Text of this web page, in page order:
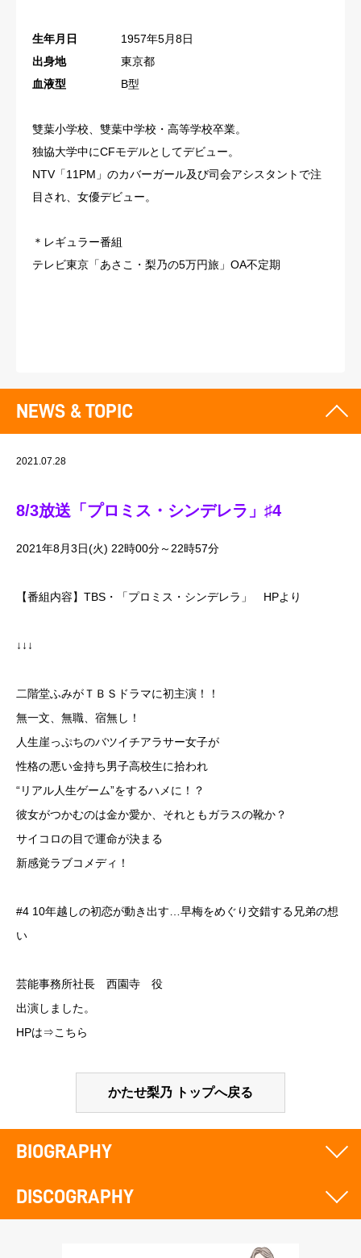
生年月日
1957年5月8日
出身地
東京都
血液型
B型
雙葉小学校、雙葉中学校・高等学校卒業。
独協大学中にCFモデルとしてデビュー。
NTV「11PM」のカバーガール及び司会アシスタントで注
目され、女優デビュー。
＊レギュラー番組
テレビ東京「あさこ・梨乃の5万円旅」OA不定期
NEWS & TOPIC
2021.07.28
8/3放送「プロミス・シンデレラ」♯4
2021年8月3日(火) 22時00分～22時57分
【番組内容】TBS・「プロミス・シンデレラ」 HPより
↓↓↓
二階堂ふみがＴＢＳドラマに初主演！！
無一文、無職、宿無し！
人生崖っぷちのバツイチアラサー女子が
性格の悪い金持ち男子高校生に拾われ
“リアル人生ゲーム”をするハメに！？
彼女がつかむのは金か愛か、それともガラスの靴か？
サイコロの目で運命が決まる
新感覚ラブコメディ！
#4 10年越しの初恋が動き出す…早梅をめぐり交錯する兄弟の想
い
芸能事務所社長 西園寺 役
出演しました。
HPは⇒こちら
かたせ梨乃 トップへ戻る
BIOGRAPHY
DISCOGRAPHY